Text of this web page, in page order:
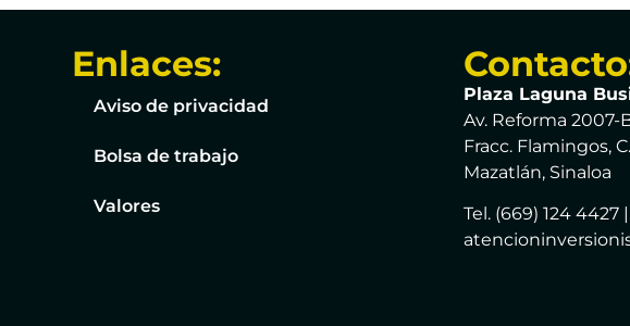
Enlaces:
Aviso de privacidad
Bolsa de trabajo
Valores
Plaza Laguna
Av. Reforma 2007-
Fracc. Flamingos,
Mazatlán, Sinaloa
Tel. (669) 124 4427